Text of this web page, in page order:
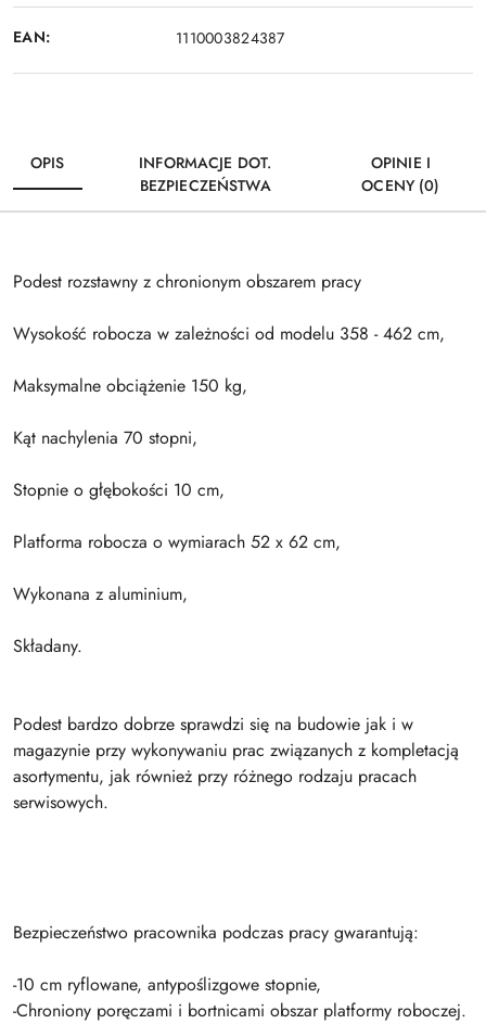
EAN: 1110003824387
OPIS
INFORMACJE DOT.
BEZPIECZEŃSTWA
OPINIE I
OCENY (0)
Podest rozstawny z chronionym obszarem pracy
Wysokość robocza w zależności od modelu 358 - 462 cm,
Maksymalne obciążenie 150 kg,
Kąt nachylenia 70 stopni,
Stopnie o głębokości 10 cm,
Platforma robocza o wymiarach 52 x 62 cm,
Wykonana z aluminium,
Składany.
Podest bardzo dobrze sprawdzi się na budowie jak i w
magazynie przy wykonywaniu prac związanych z kompletacją
asortymentu, jak również przy różnego rodzaju pracach
serwisowych.
Bezpieczeństwo pracownika podczas pracy gwarantują:
-10 cm ryflowane, antypoślizgowe stopnie,
-Chroniony poręczami i bortnicami obszar platformy roboczej.